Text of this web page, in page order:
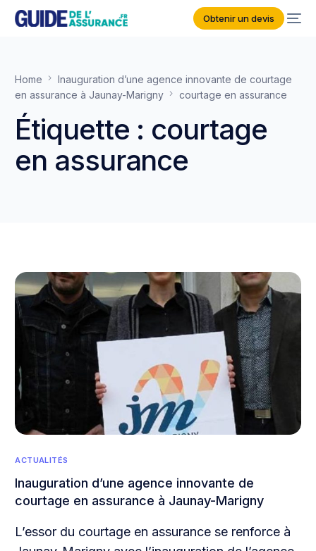
Obtenir un devis
Home
Inauguration d’une agence innovante de courtage
en assurance à Jaunay-Marigny
courtage en assurance
Étiquette : courtage
en assurance
ACTUALITÉS
Inauguration d’une agence innovante de
courtage en assurance à Jaunay-Marigny
L’essor du courtage en assurance se renforce à